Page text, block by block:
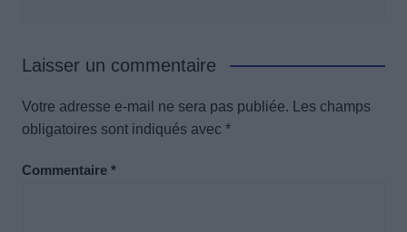
Laisser un commentaire
Votre adresse e-mail ne sera pas publiée.
Les champs
obligatoires sont indiqués avec *
Commentaire *